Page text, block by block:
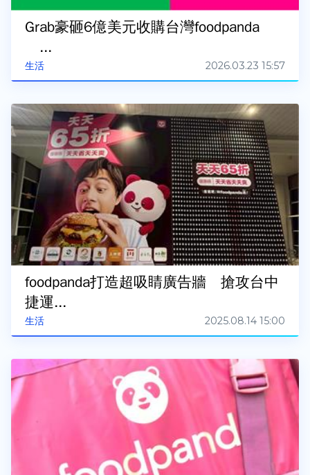
生活
Grab豪砸6億美元收購台灣foodpanda
...
2026.03.23 15:57
生活
foodpanda打造超吸睛廣告牆 搶攻台中
捷運...
2025.08.14 15:00